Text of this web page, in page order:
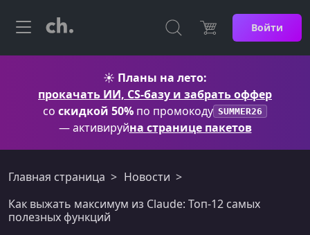
Войти
☀️ Планы на лето:
прокачать ИИ, CS-базу и забрать оффер
со скидкой 50% по промокоду SUMMER26
— активируйна странице пакетов
Главная страница
Новости
Как выжать максимум из Claude: Топ-12 самых
полезных функций